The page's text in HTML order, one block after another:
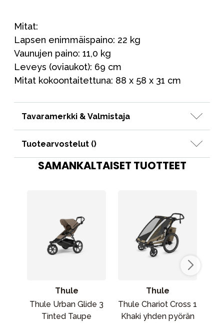
Mitat:
Lapsen enimmäispaino: 22 kg
Vaunujen paino: 11,0 kg
Leveys (oviaukot): 69 cm
Mitat kokoontaitettuna: 88 x 58 x 31 cm
Tavaramerkki & Valmistaja
Tuotearvostelut ()
SAMANKALTAISET TUOTTEET
Thule
Thule Urban Glide 3
Tinted Taupe
Thule
Thule Chariot Cross 1
Khaki yhden pyörän